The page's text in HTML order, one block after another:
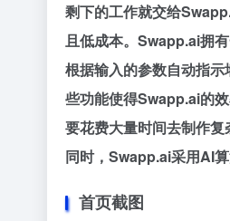
剩下的工作就交给
且低成本。Swapp.ai拥
根据输入的参数自动指
些功能使得Swapp.ai的
要花费大量时间去制作
同时，Swapp.ai采用AI
首页截图